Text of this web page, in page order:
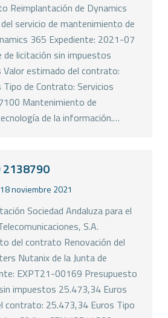
Reimplantación de Dynamics
servicio de mantenimiento de
365 Expediente: 2021-07
de licitación sin impuestos
estimado del contrato:
de Contrato: Servicios
Mantenimiento de
de la información.…
2138790
18 noviembre 2021
Sociedad Andaluza para el
S.A.
del contrato Renovación del
Nutanix de la Junta de
EXPT21-00169 Presupuesto
impuestos 25.473,34 Euros
contrato: 25.473,34 Euros Tipo